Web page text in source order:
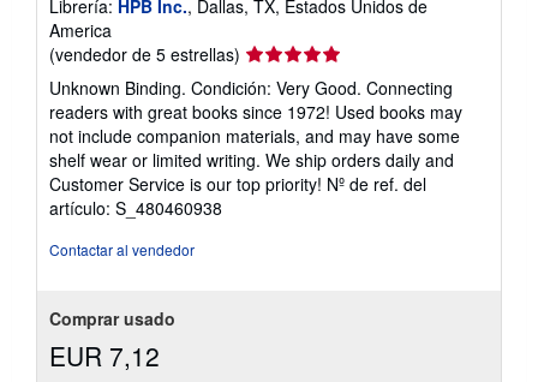
Librería: HPB Inc., Dallas, TX, Estados Unidos de
America
(vendedor de 5 estrellas) Calificación
del
vendedor:
5
de
5
estrellas
Unknown Binding. Condición: Very Good. Connecting
readers with great books since 1972! Used books may
not include companion materials, and may have some
shelf wear or limited writing. We ship orders daily and
Customer Service is our top priority! Nº de ref. del
artículo: S_480460938
Contactar al vendedor
Comprar usado
EUR 7,12